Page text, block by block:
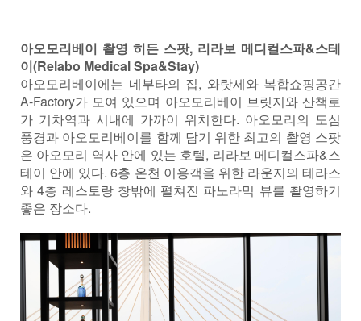
아오모리베이 촬영 히든 스팟, 리라보 메디컬스파&스테
이(Relabo Medical Spa&Stay)
아오모리베이에는 네부타의 집, 와랏세와 복합쇼핑공간
A-Factory가 모여 있으며 아오모리베이 브릿지와 산책로
가 기차역과 시내에 가까이 위치한다. 아오모리의 도심
풍경과 아오모리베이를 함께 담기 위한 최고의 촬영 스팟
은 아오모리 역사 안에 있는 호텔, 리라보 메디컬스파&스
테이 안에 있다. 6층 온천 이용객을 위한 라운지의 테라스
와 4층 레스토랑 창밖에 펼쳐진 파노라믹 뷰를 촬영하기
좋은 장소다.